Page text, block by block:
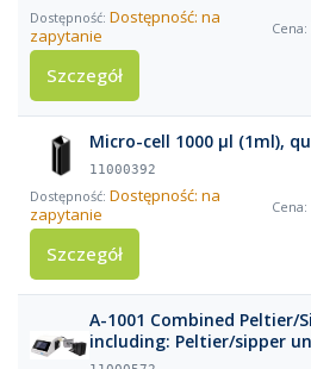
Dostępność: na
zapytanie
Szczegół
Micro-cell 1000 µl (1ml),
11000392
Dostępność: na
zapytanie
Szczegół
A-1001 Combined Peltier/
including: Peltier/sipper